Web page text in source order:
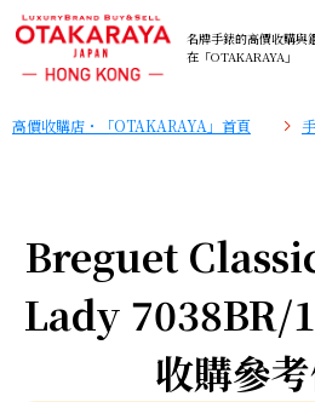
名牌手錶的高價收購
在「OTAKARAYA」
高價收購店・「OTAKARAYA」首頁
Breguet
Lady 7038BR/
收購參